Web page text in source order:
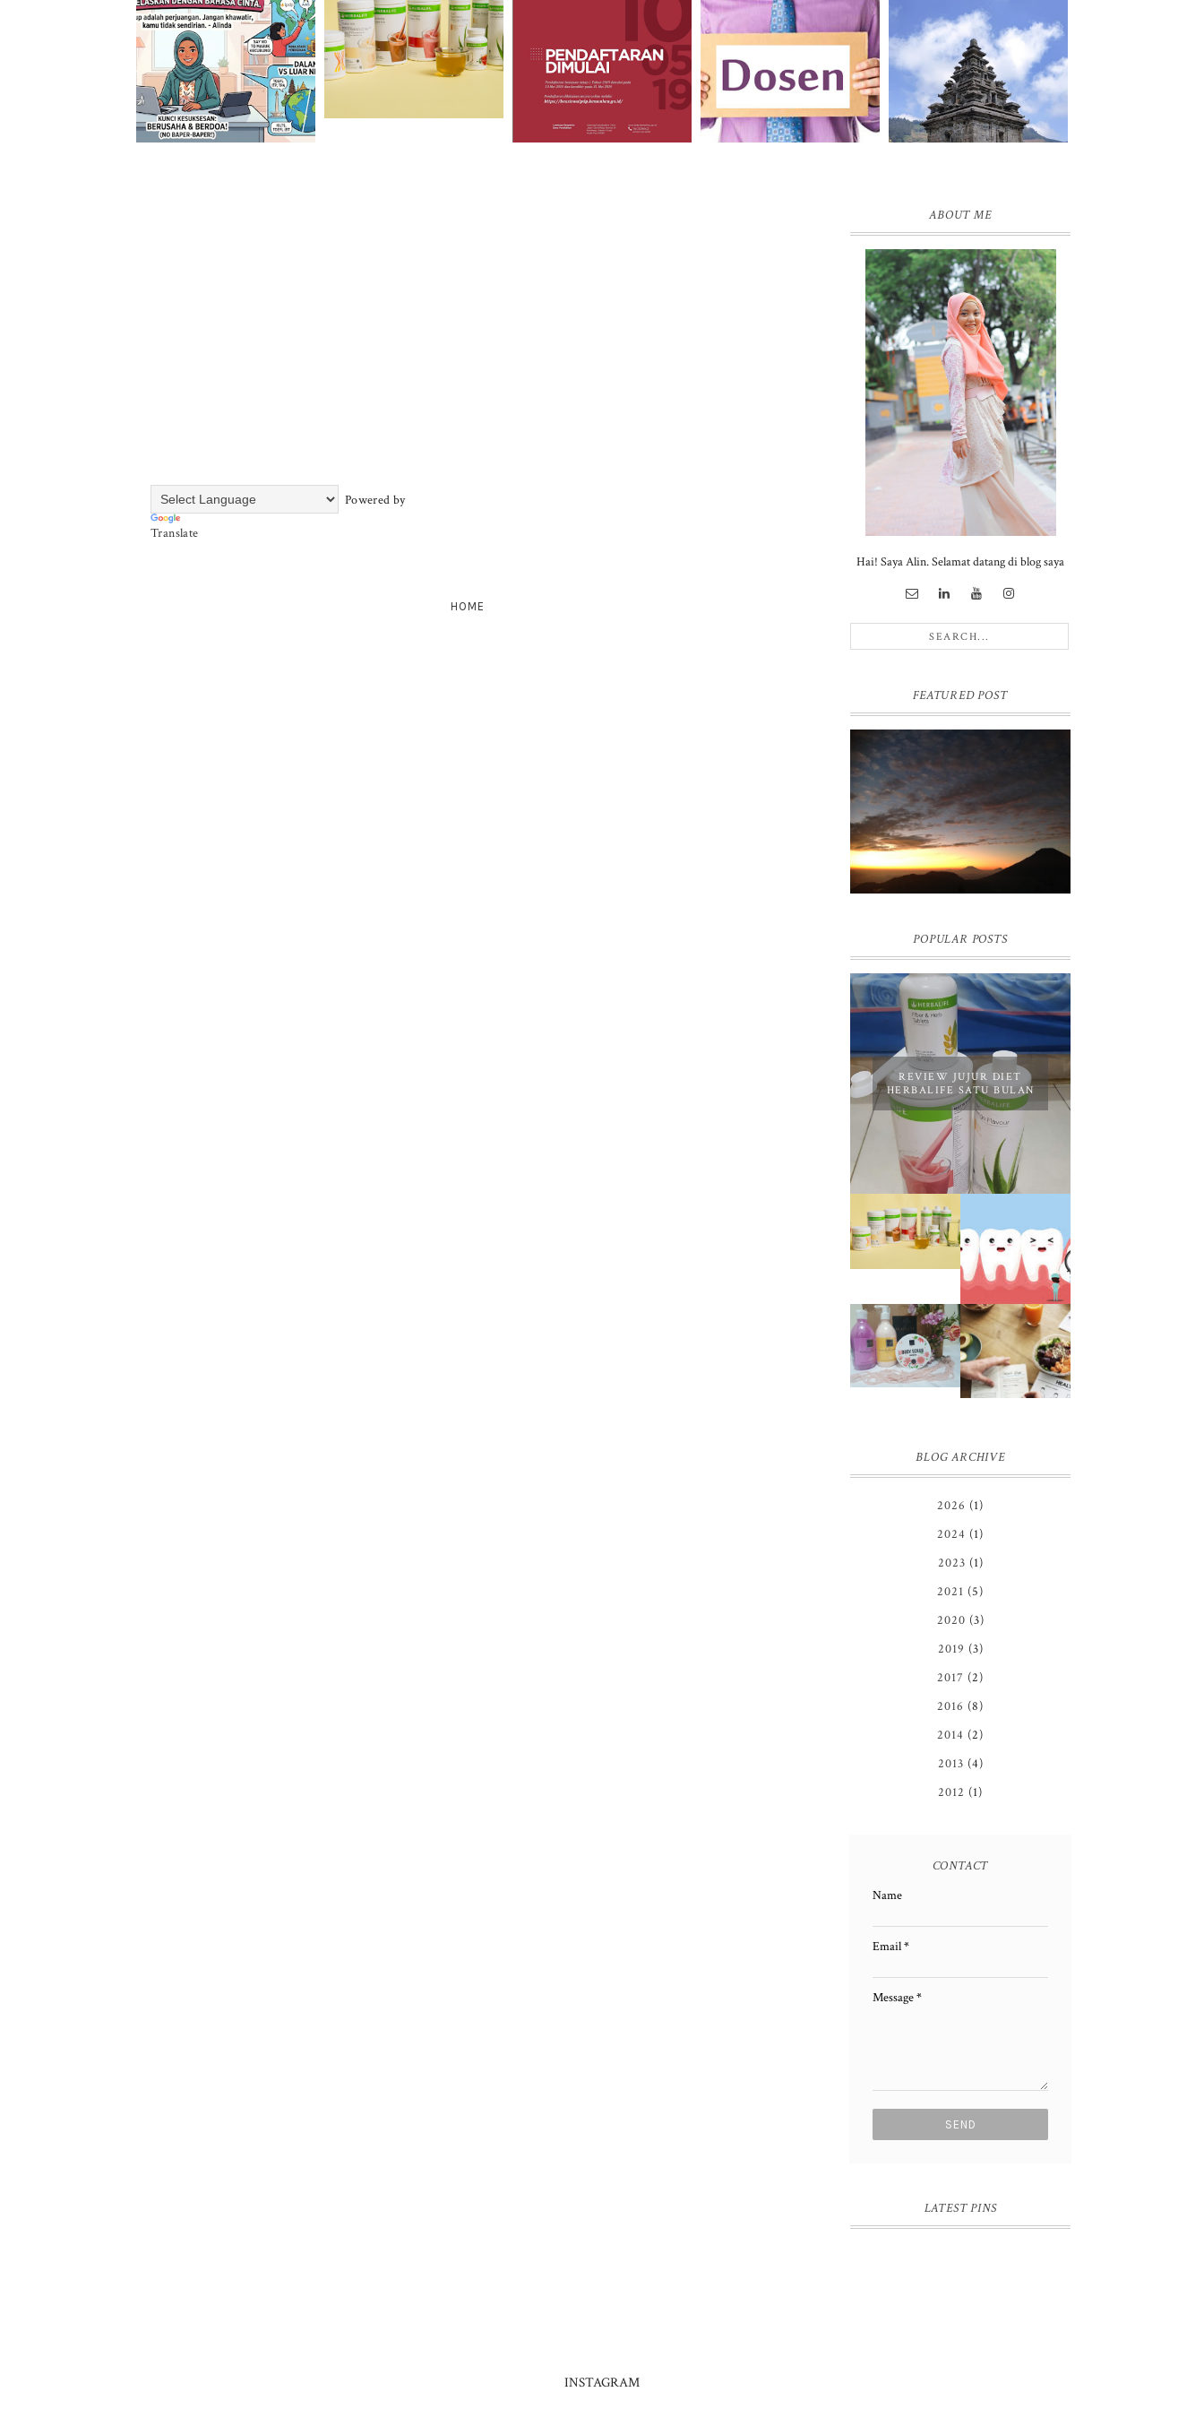
Powered by
Translate
HOME
ABOUT ME
Hai! Saya Alin. Selamat datang di blog saya
FEATURED POST
BUKIT SIKUNIR DIENG | GOLDEN
SUNRISE TERBAIK DI ASIA
POPULAR POSTS
REVIEW JUJUR DIET
HERBALIFE SATU BULAN
JUJUR
SETELAH
HAMPIR 2
BERHENTI
PENGALAMAN
OPERASI
IMPAKSI GIGI
REVIEW
SCARLETT
WHITENING
BODY
LOTION,
BODY SCRUB
DAN SHOWER
PENGALAMAN
DIET SEHAT
TANPA
MENYIKSA
HINGGA
BERAT BADAN
IDEAL
BLOG ARCHIVE
2026 (1)
2024 (1)
2023 (1)
2021 (5)
2020 (3)
2019 (3)
2017 (2)
2016 (8)
2014 (2)
2013 (4)
2012 (1)
CONTACT
Name
Email*
Message*
LATEST PINS
INSTAGRAM